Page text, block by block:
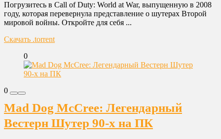
Погрузитесь в Call of Duty: World at War, выпущенную в 2008
году, которая перевернула представление о шутерах Второй
мировой войны. Откройте для себя ...
Скачать .torrent
0
0
Mad Dog McCree: Легендарный
Вестерн Шутер 90-х на ПК